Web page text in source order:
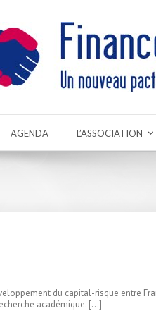
AGENDA L’ASSOCIATION
du capital-risque entre
académique. […]